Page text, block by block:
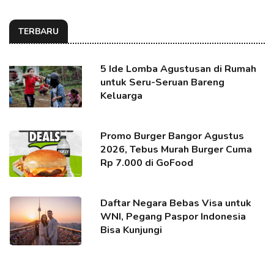
TERBARU
5 Ide Lomba Agustusan di Rumah
untuk Seru-Seruan Bareng
Keluarga
Promo Burger Bangor Agustus
2026, Tebus Murah Burger Cuma
Rp 7.000 di GoFood
Daftar Negara Bebas Visa untuk
WNI, Pegang Paspor Indonesia
Bisa Kunjungi